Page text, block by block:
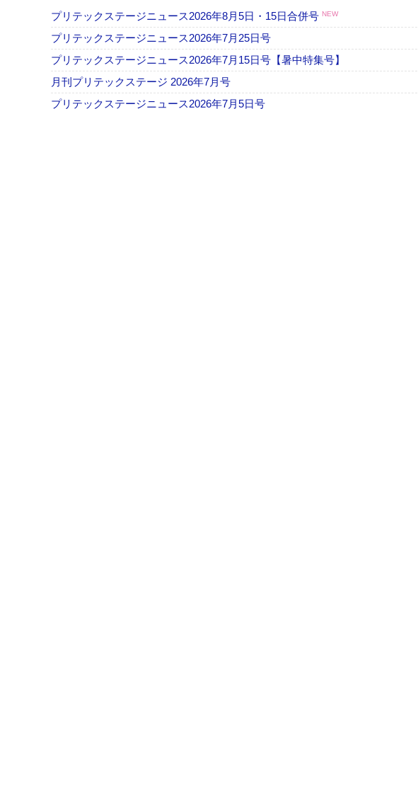
プリテックステージニュース2026年8月5日・15日合併号 NEW
プリテックステージニュース2026年7月25日号
プリテックステージニュース2026年7月15日号【暑中特集号】
月刊プリテックステージ 2026年7月号
プリテックステージニュース2026年7月5日号